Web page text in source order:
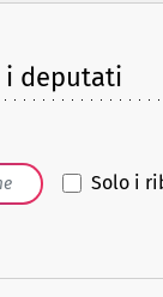
i deputati
Solo i